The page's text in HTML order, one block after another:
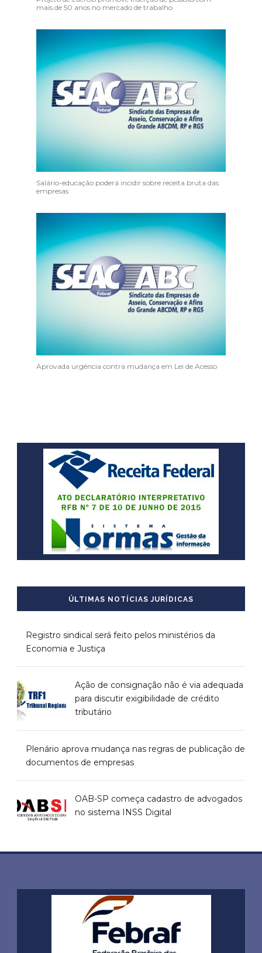
mais de 50 anos no mercado de trabalho
Salário-educação poderá incidir sobre receita bruta das
empresas
Aprovada urgência contra mudança em Lei de Acesso
ÚLTIMAS NOTÍCIAS JURÍDICAS
Registro sindical será feito pelos ministérios da
Economia e Justiça
Ação de consignação não é via adequada
para discutir exigibilidade de crédito
tributário
Plenário aprova mudança nas regras de publicação de
documentos de empresas
OAB-SP começa cadastro de advogados
no sistema INSS Digital